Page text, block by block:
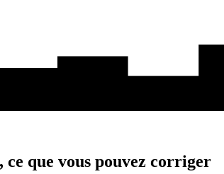
ce que vous pouvez corriger